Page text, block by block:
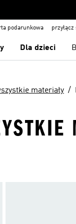
podarunkowa przyłącz
Dla dzieci
materiały